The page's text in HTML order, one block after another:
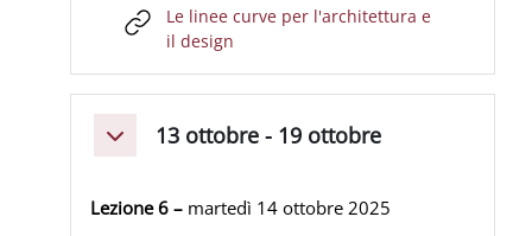
Le linee curve per l'architettura e
il design
Minimizza13 ottobre - 19 ottobre
Lezione 6 – martedì 14 ottobre 2025